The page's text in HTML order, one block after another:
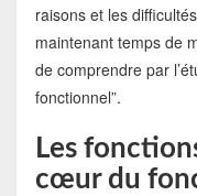
raisons et les
maintenant temps de
de comprendre par
fonctionnel”.
Les
cœur du